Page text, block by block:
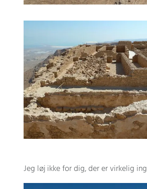
Jeg løj ikke for dig, der er virkelig